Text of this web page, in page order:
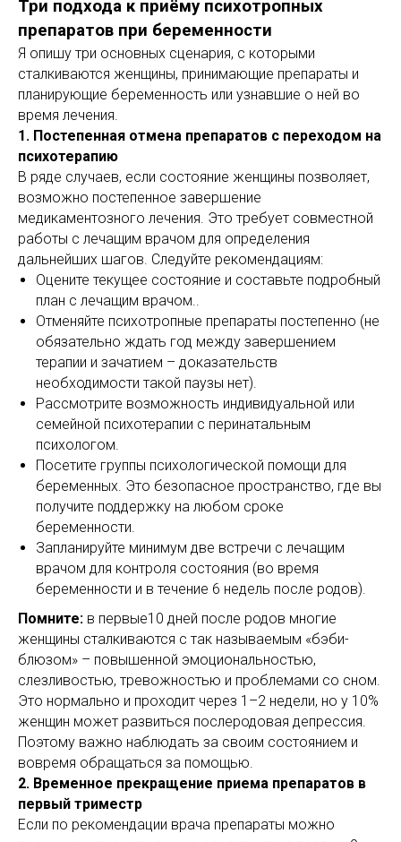
Три подхода к приёму психотропных
препаратов при беременности
Я опишу три основных сценария, с которыми
сталкиваются женщины, принимающие препараты и
планирующие беременность или узнавшие о ней во
время лечения.
1. Постепенная отмена препаратов с переходом на
психотерапию
В ряде случаев, если состояние женщины позволяет,
возможно постепенное завершение
медикаментозного лечения. Это требует совместной
работы с лечащим врачом для определения
дальнейших шагов. Следуйте рекомендациям:
Оцените текущее состояние и составьте подробный
план с лечащим врачом..
Отменяйте психотропные препараты постепенно (не
обязательно ждать год между завершением
терапии и зачатием – доказательств
необходимости такой паузы нет).
Рассмотрите возможность индивидуальной или
семейной психотерапии с перинатальным
психологом.
Посетите группы психологической помощи для
беременных. Это безопасное пространство, где вы
получите поддержку на любом сроке
беременности.
Запланируйте минимум две встречи с лечащим
врачом для контроля состояния (во время
беременности и в течение 6 недель после родов).
Помните: в первые10 дней после родов многие
женщины сталкиваются с так называемым «бэби-
блюзом» – повышенной эмоциональностью,
слезливостью, тревожностью и проблемами со сном.
Это нормально и проходит через 1–2 недели, но у 10%
женщин может развиться послеродовая депрессия.
Поэтому важно наблюдать за своим состоянием и
вовремя обращаться за помощью.
2. Временное прекращение приема препаратов в
первый триместр
Если по рекомендации врача препараты можно